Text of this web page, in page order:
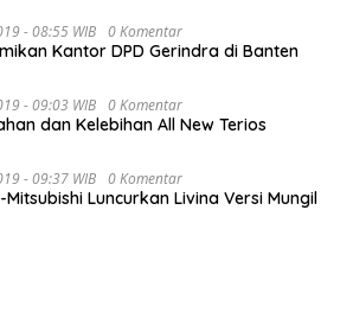
- 08:55 WIB 0 Komentar
Kantor DPD Gerindra di Banten
- 09:03 WIB 0 Komentar
dan Kelebihan All New Terios
- 09:37 WIB 0 Komentar
Mitsubishi Luncurkan Livina Versi Mungil